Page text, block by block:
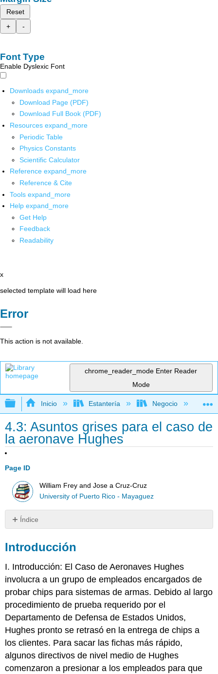
Reset
+
-
Font Type
Enable Dyslexic Font
Downloads expand_more
Download Page (PDF)
Download Full Book (PDF)
Resources expand_more
Periodic Table
Physics Constants
Scientific Calculator
Reference expand_more
Reference & Cite
Tools expand_more
Help expand_more
Get Help
Feedback
Readability
x
selected template will load here
Error
This action is not available.
chrome_reader_mode Enter Reader
Mode
Expandir/contraer jerarquía global
Inicio Estantería Negocio
4.3: Asuntos grises para el caso de
la aeronave Hughes
Page ID
William Frey and Jose a Cruz-Cruz
University of Puerto Rico - Mayaguez
Índice
Direcciones
de
ética:
y
trampas
Sistema
Socio
Hughes
Case
Disidencia
Introducción
I. Introducción: El Caso de Aeronaves Hughes
involucra a un grupo de empleados encargados de
probar chips para sistemas de armas. Debido al largo
procedimiento de prueba requerido por el
Departamento de Defensa de Estados Unidos,
Hughes pronto se retrasó en la entrega de chips a
los clientes. Para sacar las fichas más rápido,
algunos directivos de nivel medio de Hughes
comenzaron a presionar a los empleados para que